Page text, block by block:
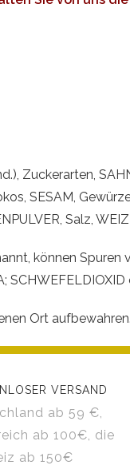
Zuckerarten,
SESAM,
Salz,
können Spuren
Ort aufbewahren.
VERSAND
ab 59 €,
ab 100€, die
ab 150€